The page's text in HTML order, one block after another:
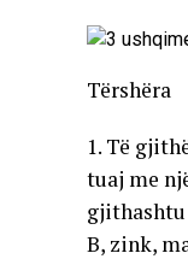
Tërshëra
1. Të
tuaj me
gjithashtu
B, zink,